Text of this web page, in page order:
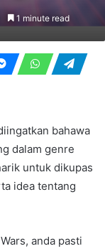
1 minute read
bahawa
dalam genre
untuk dikupas
idea tentang
anda pasti